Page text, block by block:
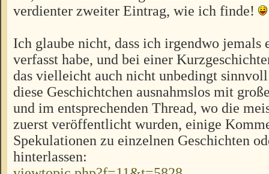
verdienter zweiter Eintrag, wie ich finde!
Ich glaube nicht, dass ich irgendwo jemals
verfasst habe, und bei einer
das vielleicht auch nicht unbedingt
diese Geschichtchen ausnahmslos mit
und im entsprechenden Thread, wo die
zuerst veröffentlicht wurden, einige
Spekulationen zu einzelnen Geschichten
hinterlassen: